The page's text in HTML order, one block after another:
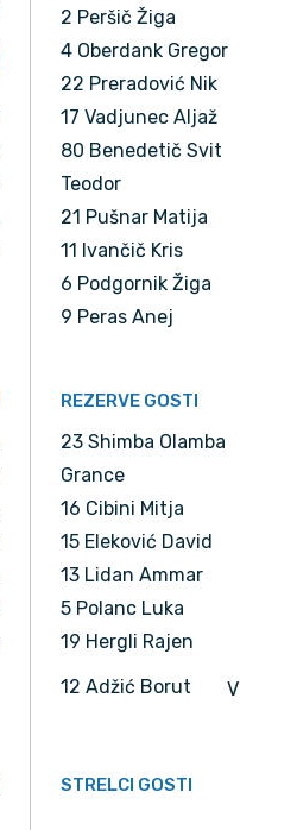
2 Peršič Žiga
4 Oberdank Gregor
22 Preradović Nik
17 Vadjunec Aljaž
80 Benedetič Svit
Teodor
21 Pušnar Matija
11 Ivančič Kris
6 Podgornik Žiga
9 Peras Anej
REZERVE GOSTI
23 Shimba Olamba
Grance
16 Cibini Mitja
15 Eleković David
13 Lidan Ammar
5 Polanc Luka
19 Hergli Rajen
12 Adžić Borut V
STRELCI GOSTI